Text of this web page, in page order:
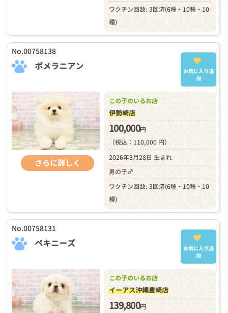
ワクチン回数: 3回済(6種・10種・10
種)
No.00758138
ポメラニアン
お気に入り追
加
さらに詳しく
この子のいるお店
伊勢崎店
100,000円
（税込：110,000 円）
2026年3月28日 生まれ
男の子♂
ワクチン回数: 3回済(6種・10種・10
種)
No.00758131
ペキニーズ
お気に入り追
加
この子のいるお店
イーアス沖縄豊崎店
139,800円